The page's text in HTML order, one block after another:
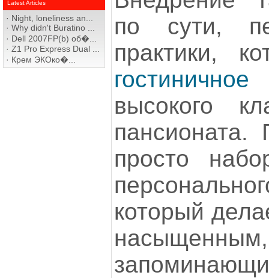
Latest Articles
· Night, loneliness an...
· Why didn't Buratino ...
· Dell 2007FP(b) об�...
· Z1 Pro Express Dual ...
· Крем ЭКОко�...
по сути,
практики,
высокого
пансионата.
просто
который